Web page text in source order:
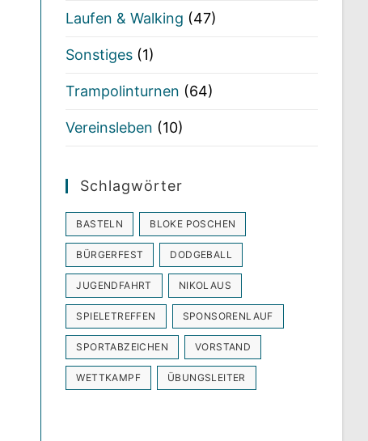
Laufen & Walking (47)
Sonstiges (1)
Trampolinturnen (64)
Vereinsleben (10)
Schlagwörter
BASTELN BLOKE POSCHEN
BÜRGERFEST DODGEBALL
JUGENDFAHRT NIKOLAUS
SPIELETREFFEN SPONSORENLAUF
SPORTABZEICHEN VORSTAND
WETTKAMPF ÜBUNGSLEITER